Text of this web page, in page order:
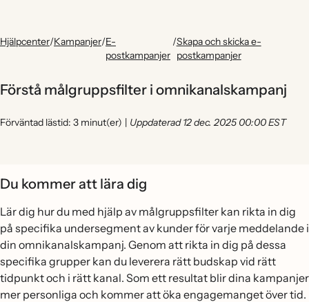
Hjälpcenter/Kampanjer/E-
postkampanjer
/Skapa och skicka e-
postkampanjer
Förstå målgruppsfilter i omnikanalskampanj
Förväntad lästid: 3 minut(er) | Uppdaterad 12 dec. 2025 00:00 EST
Du kommer att lära dig
Lär dig hur du med hjälp av målgruppsfilter kan rikta in dig
på specifika undersegment av kunder för varje meddelande i
din omnikanalskampanj. Genom att rikta in dig på dessa
specifika grupper kan du leverera rätt budskap vid rätt
tidpunkt och i rätt kanal. Som ett resultat blir dina kampanjer
mer personliga och kommer att öka engagemanget över tid.